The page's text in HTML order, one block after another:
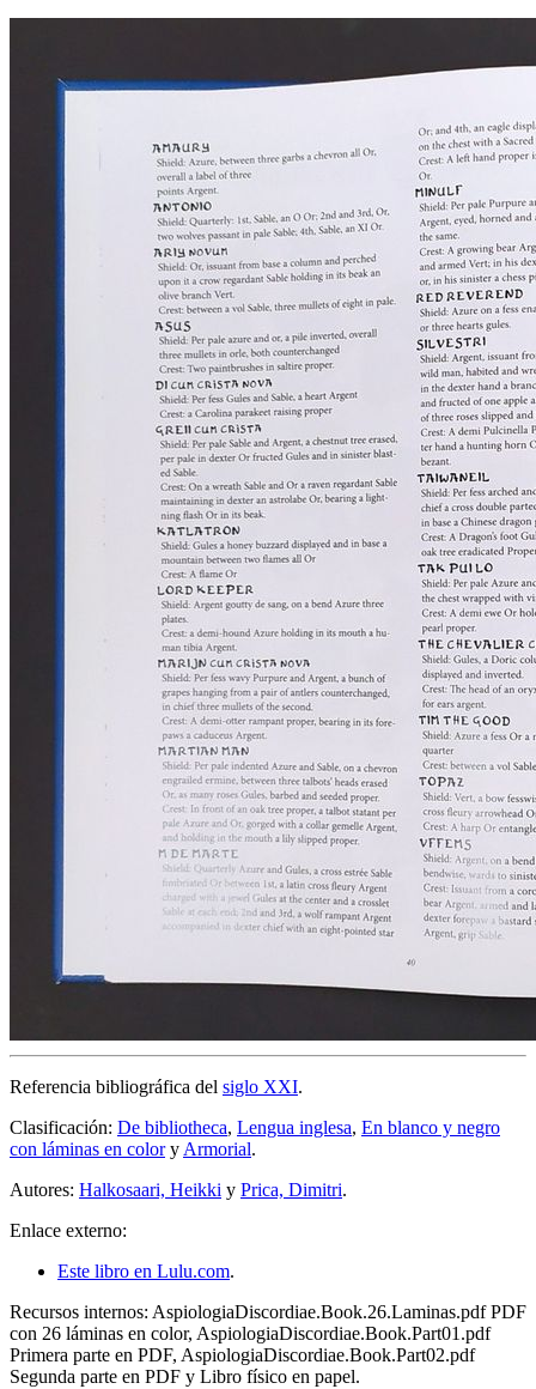
Referencia bibliográfica del siglo XXI.
Clasificación: De bibliotheca, Lengua inglesa, En blanco y negro
con láminas en coloryArmorial.
Autores: Halkosaari, Heikki y Prica, Dimitri.
Enlace externo:
Este libro en Lulu.com.
Recursos internos: AspiologiaDiscordiae.Book.26.Laminas.pdf PDF
con 26 láminas en color, AspiologiaDiscordiae.Book.Part01.pdf
Primera parte en PDF, AspiologiaDiscordiae.Book.Part02.pdf
Segunda parte en PDF y Libro físico en papel.